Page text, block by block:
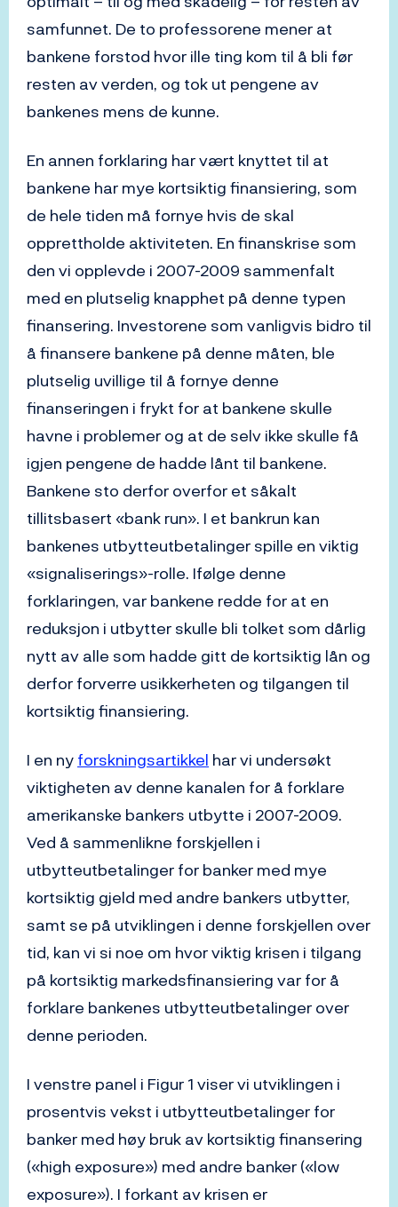
samfunnet. De to professorene mener at
bankene forstod hvor ille ting kom til å bli før
resten av verden, og tok ut pengene av
bankenes mens de kunne.
En annen forklaring har vært knyttet til at
bankene har mye kortsiktig finansiering, som
de hele tiden må fornye hvis de skal
opprettholde aktiviteten. En finanskrise som
den vi opplevde i 2007-2009 sammenfalt
med en plutselig knapphet på denne typen
finansering. Investorene som vanligvis bidro til
å finansere bankene på denne måten, ble
plutselig uvillige til å fornye denne
finanseringen i frykt for at bankene skulle
havne i problemer og at de selv ikke skulle få
igjen pengene de hadde lånt til bankene.
Bankene sto derfor overfor et såkalt
tillitsbasert «bank run». I et bankrun kan
bankenes utbytteutbetalinger spille en viktig
«signaliserings»-rolle. Ifølge denne
forklaringen, var bankene redde for at en
reduksjon i utbytter skulle bli tolket som dårlig
nytt av alle som hadde gitt de kortsiktig lån og
derfor forverre usikkerheten og tilgangen til
kortsiktig finansiering.
I en nyforskningsartikkel har vi undersøkt
viktigheten av denne kanalen for å forklare
amerikanske bankers utbytte i 2007-2009.
Ved å sammenlikne forskjellen i
utbytteutbetalinger for banker med mye
kortsiktig gjeld med andre bankers utbytter,
samt se på utviklingen i denne forskjellen over
tid, kan vi si noe om hvor viktig krisen i tilgang
på kortsiktig markedsfinansiering var for å
forklare bankenes utbytteutbetalinger over
denne perioden.
I venstre panel i Figur 1 viser vi utviklingen i
prosentvis vekst i utbytteutbetalinger for
banker med høy bruk av kortsiktig finansering
(«high exposure») med andre banker («low
exposure»). I forkant av krisen er